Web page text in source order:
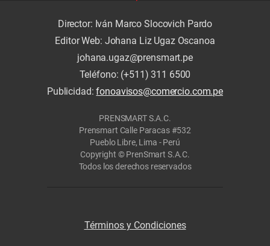
Director: Iván Marco Slocovich Pardo
Editor Web: Johana Liz Ugaz Oscanoa
johana.ugaz@prensmart.pe
Teléfono: (+511) 311 6500
Publicidad:fonoavisos@comercio.com.pe
PRENSMART S.A.C.
Prensmart Calle Paracas #532
Pueblo Libre, Lima - Perú
Copyright © PrenSmart S.A.C.
Todos los derechos reservados
Términos y Condiciones